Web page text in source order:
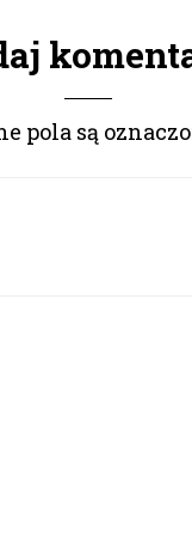
pola są